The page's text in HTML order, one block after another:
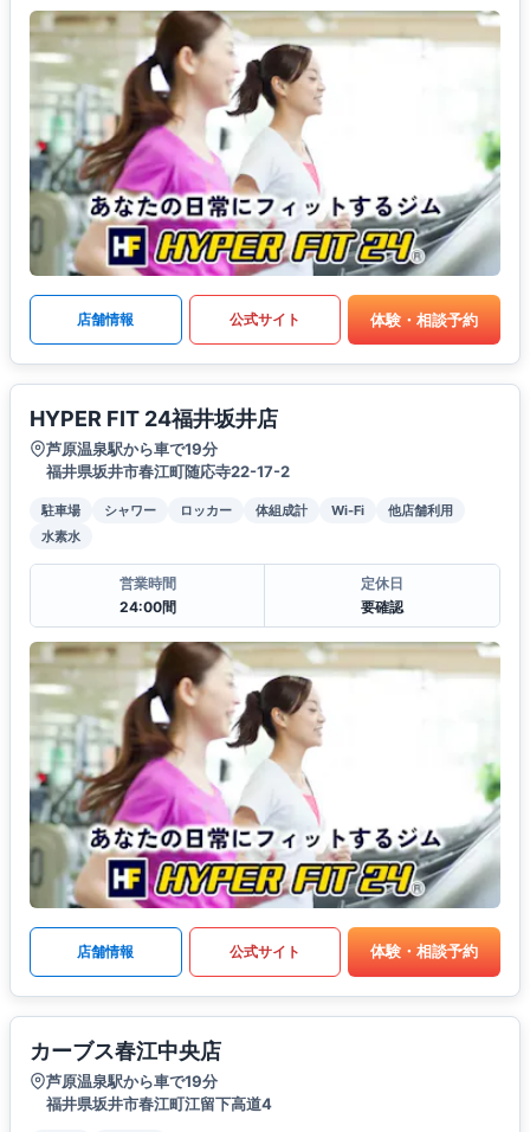
店舗情報 公式サイト 体験・相談予約
HYPER FIT 24福井坂井店
芦原温泉駅から車で19分
福井県坂井市春江町随応寺22-17-2
駐車場 シャワー ロッカー 体組成計 Wi-Fi
他店舗利用
水素水
営業時間
24:00間
定休日
要確認
店舗情報 公式サイト 体験・相談予約
カーブス春江中央店
芦原温泉駅から車で19分
福井県坂井市春江町江留下高道4